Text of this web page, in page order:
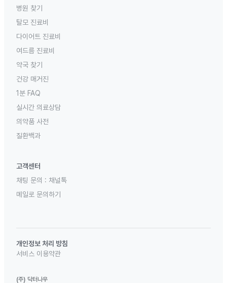
병원 찾기
탈모 진료비
다이어트 진료비
여드름 진료비
약국 찾기
건강 매거진
1분 FAQ
실시간 의료상담
의약품 사전
질환백과
고객센터
채팅 문의 : 채널톡
메일로 문의하기
개인정보 처리 방침
서비스 이용약관
(주) 닥터나우